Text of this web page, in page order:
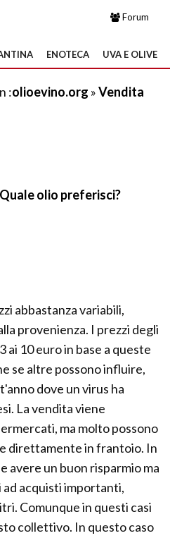
Forum
ENOTECA UVA E OLIVE
:olioevino.org »Vendita
Quale olio preferisci?
abbastanza variabili,
provenienza. I prezzi degli
ai 10 euro in base a queste
se altre possono influire,
dove un virus ha
La vendita viene
ma molto possono
direttamente in frantoio. In
avere un buon risparmio ma
acquisti importanti,
Comunque in questi casi
collettivo. In questo caso